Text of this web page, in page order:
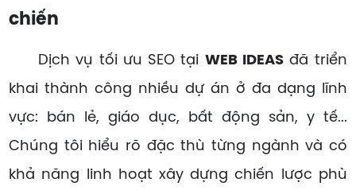
chiến
Dịch vụ tối ưu SEO tại WEB IDEAS đã triển
khai thành công nhiều dự án ở đa dạng lĩnh
vực: bán lẻ, giáo dục, bất động sản, y tế...
Chúng tôi hiểu rõ đặc thù từng ngành và có
khả năng linh hoạt xây dựng chiến lược phù